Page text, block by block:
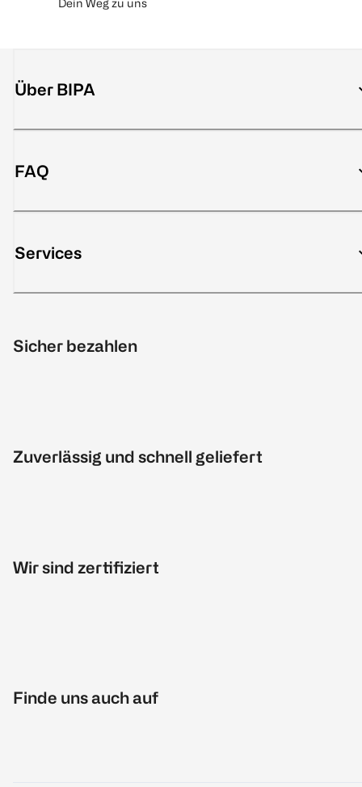
Dein Weg zu uns
Über BIPA
FAQ
Services
Sicher bezahlen
Zuverlässig und schnell geliefert
Wir sind zertifiziert
Finde uns auch auf